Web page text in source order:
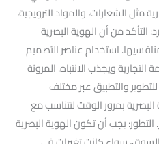
مثل الشعارات، والمواد الترويجية،
التأكد من أن الهوية البصرية
استخدام عناصر التصميم
ويجذب الانتباه. المرونة
والتطبيق عبر مختلف
بمرور الوقت لتتناسب مع
يجب أن تكون الهوية البصرية